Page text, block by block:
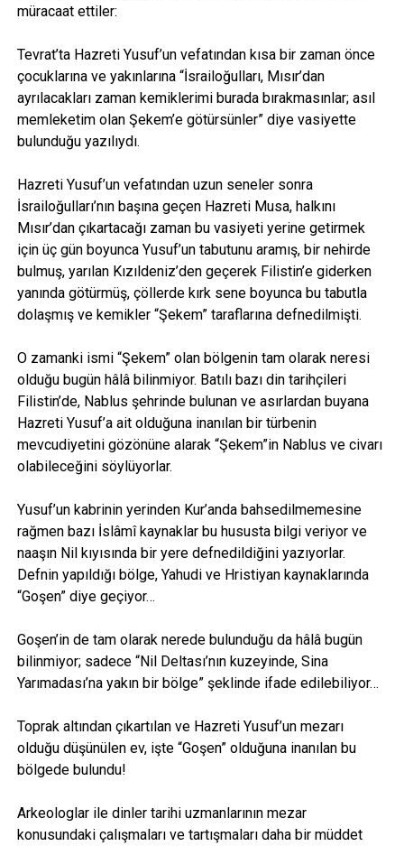
müracaat ettiler:
Tevrat’ta Hazreti Yusuf’un vefatından kısa bir zaman önce
çocuklarına ve yakınlarına “İsrailoğulları, Mısır’dan
ayrılacakları zaman kemiklerimi burada bırakmasınlar; asıl
memleketim olan Şekem’e götürsünler” diye vasiyette
bulunduğu yazılıydı.
Hazreti Yusuf’un vefatından uzun seneler sonra
İsrailoğulları’nın başına geçen Hazreti Musa, halkını
Mısır’dan çıkartacağı zaman bu vasiyeti yerine getirmek
için üç gün boyunca Yusuf’un tabutunu aramış, bir nehirde
bulmuş, yarılan Kızıldeniz’den geçerek Filistin’e giderken
yanında götürmüş, çöllerde kırk sene boyunca bu tabutla
dolaşmış ve kemikler “Şekem” taraflarına defnedilmişti.
O zamanki ismi “Şekem” olan bölgenin tam olarak neresi
olduğu bugün hâlâ bilinmiyor. Batılı bazı din tarihçileri
Filistin’de, Nablus şehrinde bulunan ve asırlardan buyana
Hazreti Yusuf’a ait olduğuna inanılan bir türbenin
mevcudiyetini gözönüne alarak “Şekem”in Nablus ve civarı
olabileceğini söylüyorlar.
Yusuf’un kabrinin yerinden Kur’anda bahsedilmemesine
rağmen bazı İslâmî kaynaklar bu hususta bilgi veriyor ve
naaşın Nil kıyısında bir yere defnedildiğini yazıyorlar.
Defnin yapıldığı bölge, Yahudi ve Hristiyan kaynaklarında
“Goşen” diye geçiyor…
Goşen’in de tam olarak nerede bulunduğu da hâlâ bugün
bilinmiyor; sadece “Nil Deltası’nın kuzeyinde, Sina
Yarımadası’na yakın bir bölge” şeklinde ifade edilebiliyor…
Toprak altından çıkartılan ve Hazreti Yusuf’un mezarı
olduğu düşünülen ev, işte “Goşen” olduğuna inanılan bu
bölgede bulundu!
Arkeologlar ile dinler tarihi uzmanlarının mezar
konusundaki çalışmaları ve tartışmaları daha bir müddet